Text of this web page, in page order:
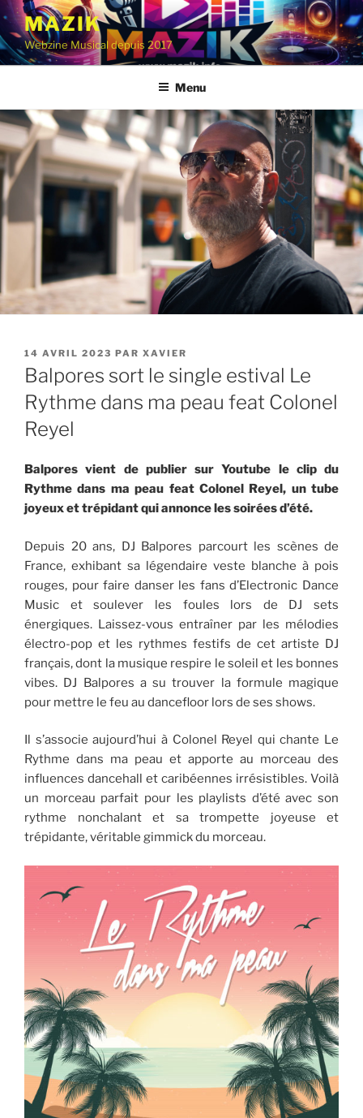
Aller
contenu
principal
MAZIK
Webzine Musical depuis 2017
Menu
PUBLIÉ
LE
14 AVRIL 2023 PAR XAVIER
Balpores sort le single estival Le
Rythme dans ma peau feat Colonel
Reyel
Balpores vient de publier sur Youtube le clip du
Rythme dans ma peau feat Colonel Reyel, un tube
joyeux et trépidant qui annonce les soirées d’été.
Depuis 20 ans, DJ Balpores parcourt les scènes de
France, exhibant sa légendaire veste blanche à pois
rouges, pour faire danser les fans d’Electronic Dance
Music et soulever les foules lors de DJ sets
énergiques. Laissez-vous entraîner par les mélodies
électro-pop et les rythmes festifs de cet artiste DJ
français, dont la musique respire le soleil et les bonnes
vibes. DJ Balpores a su trouver la formule magique
pour mettre le feu au dancefloor lors de ses shows.
Il s’associe aujourd’hui à Colonel Reyel qui chante Le
Rythme dans ma peau et apporte au morceau des
influences dancehall et caribéennes irrésistibles. Voilà
un morceau parfait pour les playlists d’été avec son
rythme nonchalant et sa trompette joyeuse et
trépidante, véritable gimmick du morceau.